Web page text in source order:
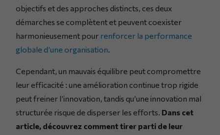
objectifs et des approches distincts, ces deux
démarches se complètent et peuvent coexister
harmonieusement pour renforcer la performance
globale d’une organisation.
Cependant, un mauvais équilibre peut compromettre
leur efficacité : une amélioration continue trop rigide
peut freiner l’innovation, tandis qu’une innovation mal
structurée risque de disperser les efforts. Dans cet
article, découvrez comment tirer parti de leur